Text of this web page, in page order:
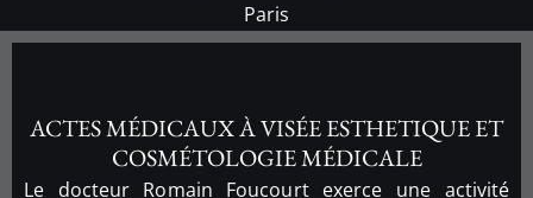
Paris
ACTES MÉDICAUX À VISÉE ESTHETIQUE ET
COSMÉTOLOGIE MÉDICALE
Le docteur Romain Foucourt exerce une activité